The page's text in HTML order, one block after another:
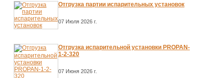
Отгрузка партии испарительных установок
07 Июля 2026 г.
Отгрузка испарительной установки PROPAN-
1-2-320
07 Июня 2026 г.